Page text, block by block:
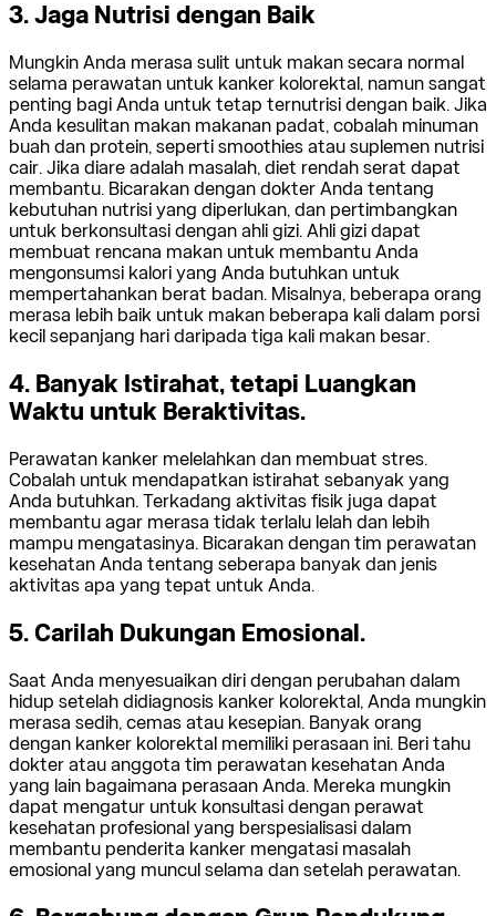
3. Jaga Nutrisi dengan Baik
Mungkin Anda merasa sulit untuk makan secara normal
selama perawatan untuk kanker kolorektal, namun sangat
penting bagi Anda untuk tetap ternutrisi dengan baik. Jika
Anda kesulitan makan makanan padat, cobalah minuman
buah dan protein, seperti smoothies atau suplemen nutrisi
cair. Jika diare adalah masalah, diet rendah serat dapat
membantu. Bicarakan dengan dokter Anda tentang
kebutuhan nutrisi yang diperlukan, dan pertimbangkan
untuk berkonsultasi dengan ahli gizi. Ahli gizi dapat
membuat rencana makan untuk membantu Anda
mengonsumsi kalori yang Anda butuhkan untuk
mempertahankan berat badan. Misalnya, beberapa orang
merasa lebih baik untuk makan beberapa kali dalam porsi
kecil sepanjang hari daripada tiga kali makan besar.
4. Banyak Istirahat, tetapi Luangkan
Waktu untuk Beraktivitas.
Perawatan kanker melelahkan dan membuat stres.
Cobalah untuk mendapatkan istirahat sebanyak yang
Anda butuhkan. Terkadang aktivitas fisik juga dapat
membantu agar merasa tidak terlalu lelah dan lebih
mampu mengatasinya. Bicarakan dengan tim perawatan
kesehatan Anda tentang seberapa banyak dan jenis
aktivitas apa yang tepat untuk Anda.
5. Carilah Dukungan Emosional.
Saat Anda menyesuaikan diri dengan perubahan dalam
hidup setelah didiagnosis kanker kolorektal, Anda mungkin
merasa sedih, cemas atau kesepian. Banyak orang
dengan kanker kolorektal memiliki perasaan ini. Beri tahu
dokter atau anggota tim perawatan kesehatan Anda
yang lain bagaimana perasaan Anda. Mereka mungkin
dapat mengatur untuk konsultasi dengan perawat
kesehatan profesional yang berspesialisasi dalam
membantu penderita kanker mengatasi masalah
emosional yang muncul selama dan setelah perawatan.